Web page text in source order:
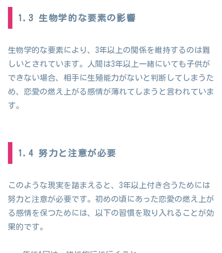
1.3 生物学的な要素の影響
生物学的な要素により、3年以上の関係を維持するのは難
しいとされています。人間は3年以上一緒にいても子供が
できない場合、相手に生殖能力がないと判断してしまうた
め、恋愛の燃え上がる感情が薄れてしまうと言われていま
す。
1.4 努力と注意が必要
このような現実を踏まえると、3年以上付き合うためには
努力と注意が必要です。初めの頃にあった恋愛の燃え上が
る感情を保つためには、以下の習慣を取り入れることが効
果的です。